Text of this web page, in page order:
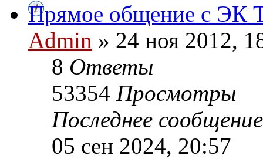
Прямое общение с ЭК
Admin » 24 ноя 2012,
8 Ответы
53354 Просмотры
Последнее
05 сен 2024, 20:57